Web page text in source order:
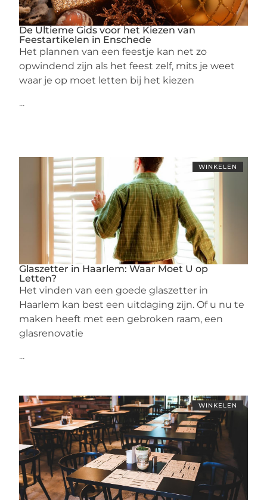
De Ultieme Gids voor het Kiezen van
Feestartikelen in Enschede
Het plannen van een feestje kan net zo
opwindend zijn als het feest zelf, mits je weet
waar je op moet letten bij het kiezen
...
WINKELEN
Glaszetter in Haarlem: Waar Moet U op
Letten?
Het vinden van een goede glaszetter in
Haarlem kan best een uitdaging zijn. Of u nu te
maken heeft met een gebroken raam, een
glasrenovatie
...
WINKELEN